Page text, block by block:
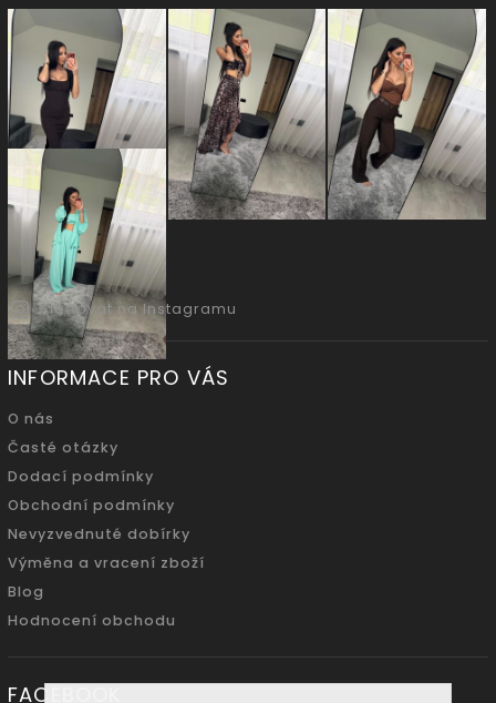
Sledovat na Instagramu
INFORMACE PRO VÁS
O nás
Časté otázky
Dodací podmínky
Obchodní podmínky
Nevyzvednuté dobírky
Výměna a vracení zboží
Blog
Hodnocení obchodu
FACEBOOK